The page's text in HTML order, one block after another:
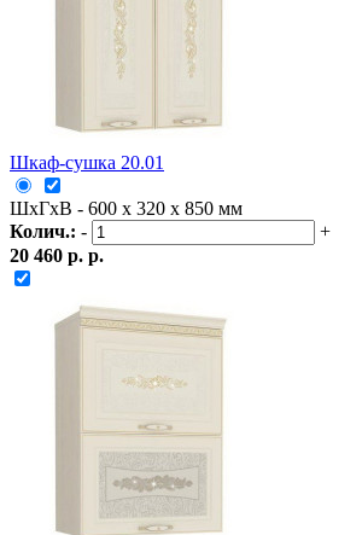
Шкаф-сушка 20.01
ШxГxВ - 600 x 320 x 850 мм
Колич.: -
+
20 460 р. р.